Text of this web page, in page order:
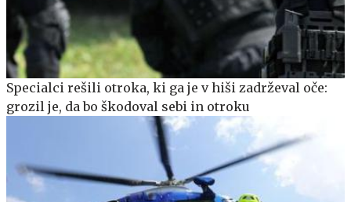
Specialci rešili otroka, ki ga je v hiši zadrževal oče:
grozil je, da bo škodoval sebi in otroku